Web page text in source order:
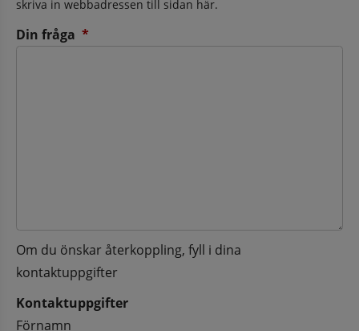
skriva in webbadressen till sidan här.
Din fråga *
Om du önskar återkoppling, fyll i dina
kontaktuppgifter
Kontaktuppgifter
Kontaktuppgifter
Förnamn